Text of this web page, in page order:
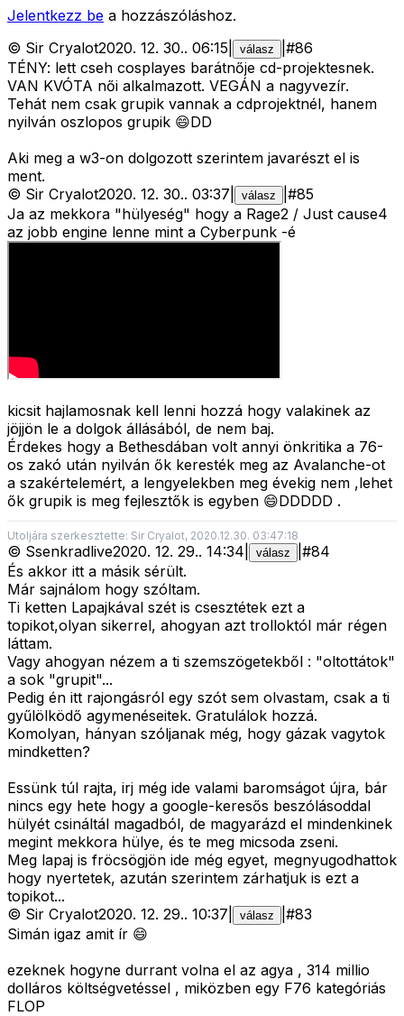
Jelentkezz be a hozzászóláshoz.
© Sir Cryalot2020. 12. 30.. 06:15 válasz #86
TÉNY: lett cseh cosplayes barátnője cd-projektesnek.
VAN KVÓTA női alkalmazott. VEGÁN a nagyvezír.
Tehát nem csak grupik vannak a cdprojektnél, hanem
nyilván oszlopos grupik 😄DD
Aki meg a w3-on dolgozott szerintem javarészt el is
ment.
© Sir Cryalot2020. 12. 30.. 03:37 válasz #85
Ja az mekkora "hülyeség" hogy a Rage2 / Just cause4
az jobb engine lenne mint a Cyberpunk -é
kicsit hajlamosnak kell lenni hozzá hogy valakinek az
jöjjön le a dolgok állásából, de nem baj.
Érdekes hogy a Bethesdában volt annyi önkritika a 76-
os zakó után nyilván ők keresték meg az Avalanche-ot
a szakértelemért, a lengyelekben meg évekig nem ,lehet
ők grupik is meg fejlesztők is egyben 😄DDDDD .
Utoljára szerkesztette: Sir Cryalot, 2020.12.30. 03:47:18
© Ssenkradlive2020. 12. 29.. 14:34 válasz #84
És akkor itt a másik sérült.
Már sajnálom hogy szóltam.
Ti ketten Lapajkával szét is csesztétek ezt a
topikot,olyan sikerrel, ahogyan azt trolloktól már régen
láttam.
Vagy ahogyan nézem a ti szemszögetekből : "oltottátok"
a sok "grupit"...
Pedig én itt rajongásról egy szót sem olvastam, csak a ti
gyűlölködő agymenéseitek. Gratulálok hozzá.
Komolyan, hányan szóljanak még, hogy gázak vagytok
mindketten?
Essünk túl rajta, irj még ide valami baromságot újra, bár
nincs egy hete hogy a google-keresős beszólásoddal
hülyét csináltál magadból, de magyarázd el mindenkinek
megint mekkora hülye, és te meg micsoda zseni.
Meg lapaj is fröcsögjön ide még egyet, megnyugodhattok
hogy nyertetek, azután szerintem zárhatjuk is ezt a
topikot...
© Sir Cryalot2020. 12. 29.. 10:37 válasz #83
Simán igaz amit ír 😄
ezeknek hogyne durrant volna el az agya , 314 millio
dolláros költségvetéssel , miközben egy F76 kategóriás
FLOP